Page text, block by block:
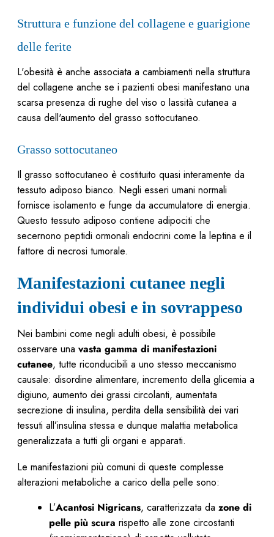
Struttura e funzione del collagene e guarigione
delle ferite
L'obesità è anche associata a cambiamenti nella struttura
del collagene anche se i pazienti obesi manifestano una
scarsa presenza di rughe del viso o lassità cutanea a
causa dell'aumento del grasso sottocutaneo.
Grasso sottocutaneo
Il grasso sottocutaneo è costituito quasi interamente da
tessuto adiposo bianco. Negli esseri umani normali
fornisce isolamento e funge da accumulatore di energia.
Questo tessuto adiposo contiene adipociti che
secernono peptidi ormonali endocrini come la leptina e il
fattore di necrosi tumorale.
Manifestazioni cutanee negli
individui obesi e in sovrappeso
Nei bambini come negli adulti obesi, è possibile
osservare una vasta gamma di manifestazioni
cutanee, tutte riconducibili a uno stesso meccanismo
causale: disordine alimentare, incremento della glicemia a
digiuno, aumento dei grassi circolanti, aumentata
secrezione di insulina, perdita della sensibilità dei vari
tessuti all’insulina stessa e dunque malattia metabolica
generalizzata a tutti gli organi e apparati.
Le manifestazioni più comuni di queste complesse
alterazioni metaboliche a carico della pelle sono:
L’Acantosi Nigricans, caratterizzata da zone di
pelle più scura rispetto alle zone circostanti